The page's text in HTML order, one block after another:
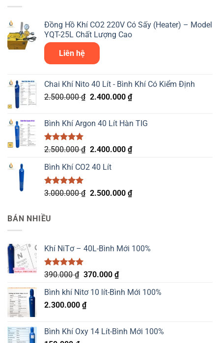
Đồng Hồ Khí CO2 220V Có Sấy (Heater) – Model
YQT-25L Chất Lượng Cao
Liên hệ
Chai Khí Nito 40 Lít - Bình Khí Có Kiểm Định
2.500.000₫ Giá
2.500.000 ₫.
2.400.000 ₫Giá
là:
Bình Khí Argon 40 Lít Hàn TIG
Được xếp
5 sao
2.500.000₫ Giá
là:
2.400.000 ₫Giá
2.400.000 ₫.
Bình Khí CO2 40 Lít
Được xếp
3.000.000₫ Giá
2.500.000 ₫Giá
BÁN NHIỀU
Khí NiTơ – 40L-Bình Mới 100%
Được xếp
5.00
5 sao
390.000₫ Giá
là:
390.000 ₫.
370.000 ₫Giá
tại
Bình khí Nitơ 10 lít-Bình Mới 100%
2.300.000 ₫
Bình Khí Oxy 14 Lít-Bình Mới 100%